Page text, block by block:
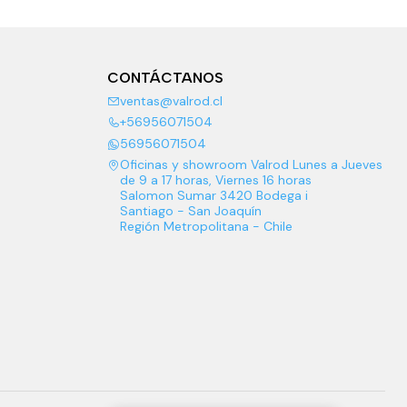
CONTÁCTANOS
ventas@valrod.cl
+56956071504
56956071504
Oficinas y showroom Valrod Lunes a Jueves
de 9 a 17 horas, Viernes 16 horas
Salomon Sumar 3420 Bodega i
Santiago - San Joaquín
Región Metropolitana - Chile